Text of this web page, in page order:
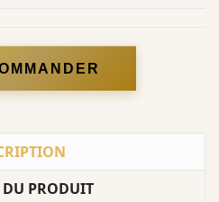
DU PRODUIT